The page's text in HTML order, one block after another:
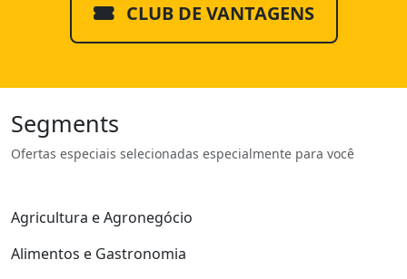
CLUB DE VANTAGENS
Segments
Ofertas especiais selecionadas especialmente para você
Agricultura e Agronegócio
Alimentos e Gastronomia